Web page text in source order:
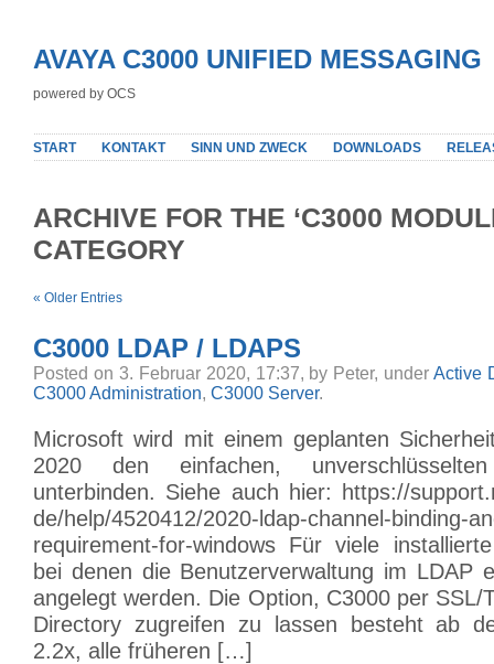
AVAYA C3000 UNIFIED MESSAGING
powered by OCS
START KONTAKT SINN UND ZWECK DOWNLOADS
ARCHIVE FOR THE ‘C3000
CATEGORY
« Older Entries
C3000 LDAP / LDAPS
Posted on 3. Februar 2020, 17:37, by Peter, underActive
C3000 Administration, C3000 Server.
Microsoft wird mit einem geplanten
2020 den einfachen,
unterbinden. Siehe auch hier: https://
de/help/4520412/2020-ldap-channel-binding-
requirement-for-windows Für viele
bei denen die Benutzerverwaltung im LDAP
angelegt werden. Die Option, C3000 per SSL/
Directory zugreifen zu lassen besteht ab
2.2x, alle früheren […]